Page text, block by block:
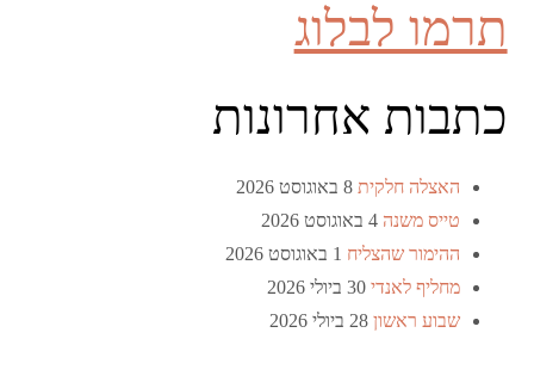
תרמו לבלוג
כתבות אחרונות
האצלה חלקית 8 באוגוסט 2026
טייס משנה 4 באוגוסט 2026
ההימור שהצליח 1 באוגוסט 2026
מחליף לאנדי 30 ביולי 2026
שבוע ראשון 28 ביולי 2026